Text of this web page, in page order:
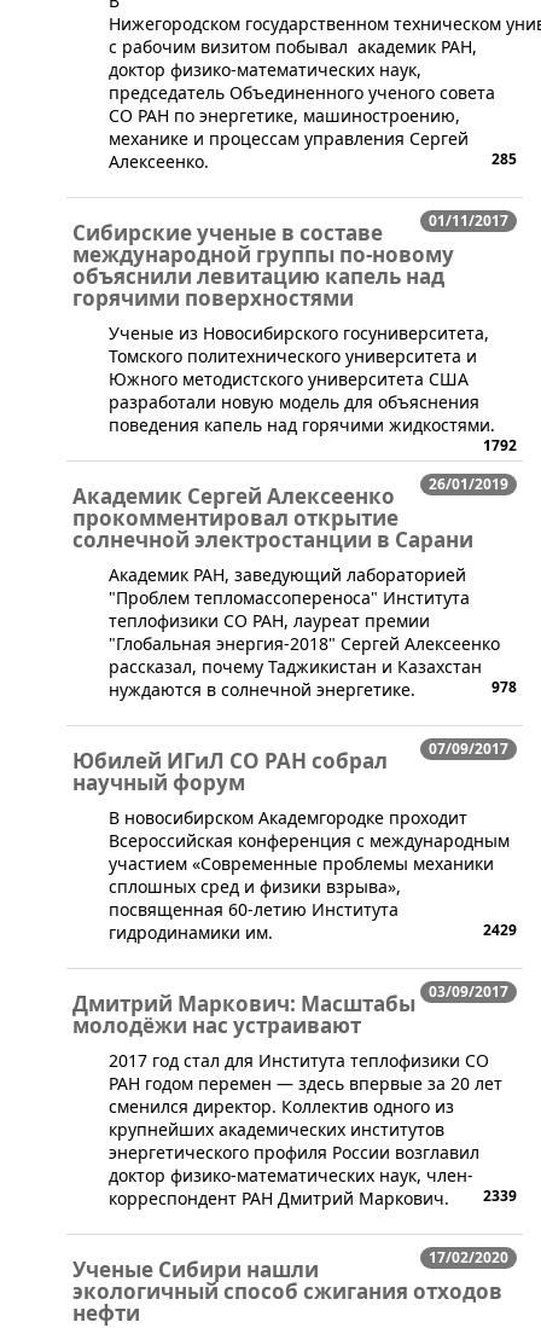
Нижегородском государственном техническом
с рабочим визитом побывал академик РАН,
доктор физико-математических наук,
председатель Объединенного ученого совета
СО РАН по энергетике, машиностроению,
механике и процессам управления Сергей
Алексеенко.
285
01/11/2017
Сибирские ученые в составе
международной группы по-новому
объяснили левитацию капель над
горячими поверхностями
​Ученые из Новосибирского госуниверситета,
Томского политехнического университета и
Южного методистского университета США
разработали новую модель для объяснения
поведения капель над горячими жидкостями.
1792
26/01/2019
Академик Сергей Алексеенко
прокомментировал открытие
солнечной электростанции в Сарани
​Академик РАН, заведующий лабораторией
"Проблем тепломассопереноса" Института
теплофизики СО РАН, лауреат премии
"Глобальная энергия-2018" Сергей Алексеенко
рассказал, почему Таджикистан и Казахстан
нуждаются в солнечной энергетике.
978
07/09/2017
Юбилей ИГиЛ СО РАН собрал
научный форум
В новосибирском Академгородке проходит
Всероссийская конференция с международным
участием «Современные проблемы механики
сплошных сред и физики взрыва»,
посвященная 60-летию Института
гидродинамики им.
2429
03/09/2017
Дмитрий Маркович: Масштабы
молодёжи нас устраивают
​2017 год стал для Института теплофизики СО
РАН годом перемен — здесь впервые за 20 лет
сменился директор. Коллектив одного из
крупнейших академических институтов
энергетического профиля России возглавил
доктор физико-математических наук, член-
корреспондент РАН Дмитрий Маркович.
2339
17/02/2020
Ученые Сибири нашли
экологичный способ сжигания отходов
нефти